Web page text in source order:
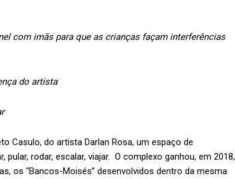
com imãs para que as crianças façam interferências
do artista
Casulo, do artista Darlan Rosa, um espaço de
rodar, escalar, viajar. O complexo ganhou, em 2018,
os “Bancos-Moisés” desenvolvidos dentro da mesma